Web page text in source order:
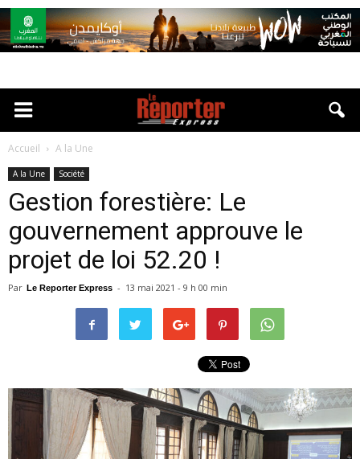
Accueil A la Une
A la Une Société
Gestion forestière: Le
gouvernement approuve le
projet de loi 52.20 !
Par Le Reporter Express - 13 mai 2021 - 9 h 00 min